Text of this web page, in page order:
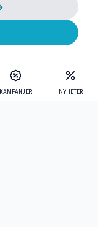
KAMPANJER NYHETER